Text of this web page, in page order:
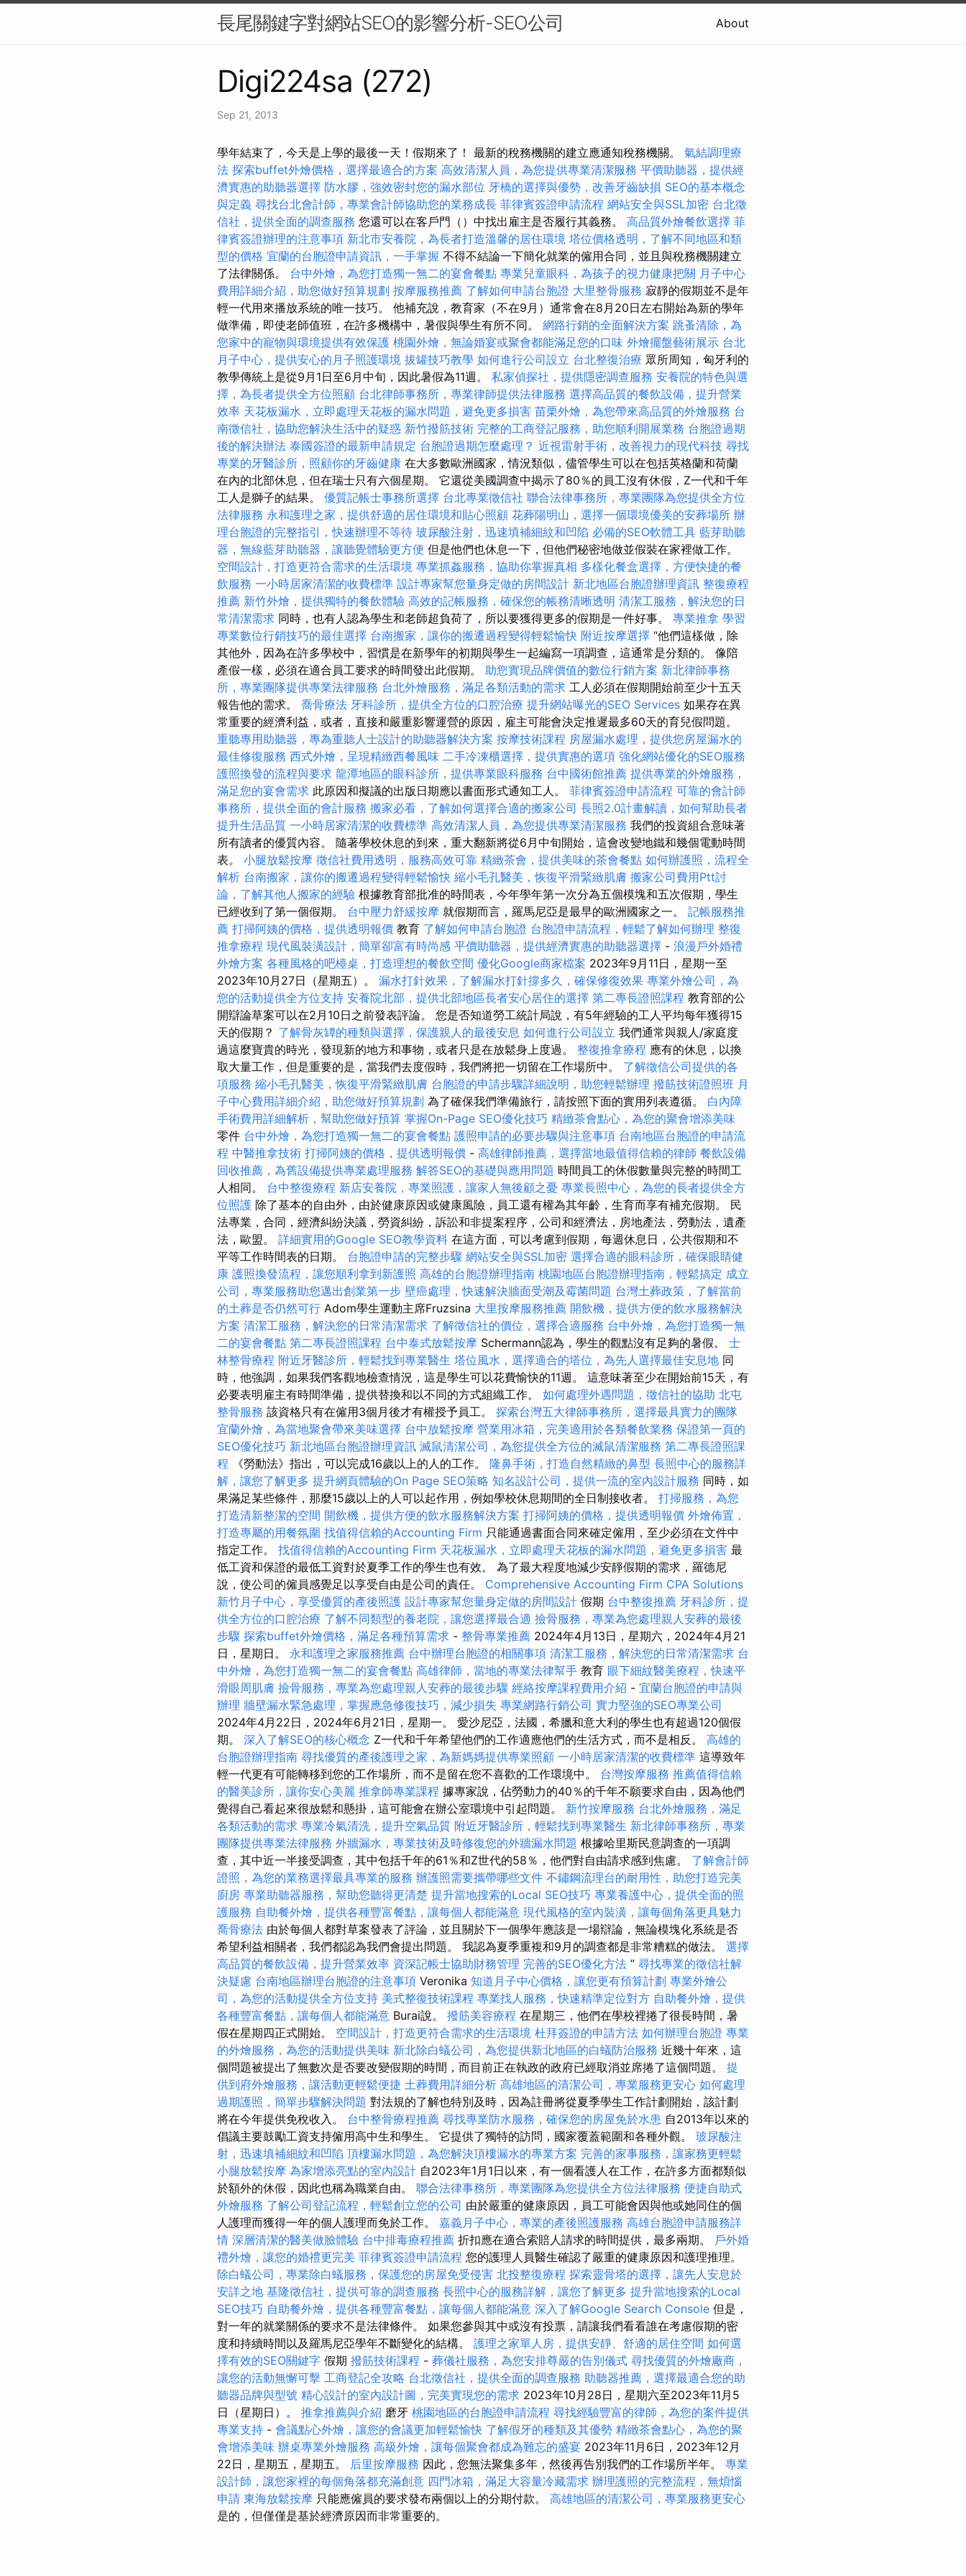
長尾關鍵字對網站SEO的影響分析-SEO公司 About
Digi224sa (272)
Sep 21, 2013
學年結束了，今天是上學的最後一天！假期來了！ 最新的稅務機關的建立應通知稅務機關。 氣結調理療
法 探索buffet外燴價格，選擇最適合的方案 高效清潔人員，為您提供專業清潔服務 平價助聽器，提供經
濟實惠的助聽器選擇 防水膠，強效密封您的漏水部位 牙橋的選擇與優勢，改善牙齒缺損 SEO的基本概念
與定義 尋找台北會計師，專業會計師協助您的業務成長 菲律賓簽證申請流程 網站安全與SSL加密 台北徵
信社，提供全面的調查服務 您還可以在客戶門（）中找出雇主是否履行其義務。 高品質外燴餐飲選擇 菲
律賓簽證辦理的注意事項 新北市安養院，為長者打造溫馨的居住環境 塔位價格透明，了解不同地區和類
型的價格 宜蘭的台胞證申請資訊，一手掌握 不得不結論一下簡化就業的僱用合同，並且與稅務機關建立
了法律關係。 台中外燴，為您打造獨一無二的宴會餐點 專業兒童眼科，為孩子的視力健康把關 月子中心
費用詳細介紹，助您做好預算規劃 按摩服務推薦 了解如何申請台胞證 大里整骨服務 寂靜的假期並不是年
輕一代用來播放系統的唯一技巧。 他補充說，教育家（不在9月）通常會在8月20日左右開始為新的學年
做準備，即使老師值班，在許多機構中，暑假與學生有所不同。 網路行銷的全面解決方案 跳蚤清除，為
您家中的寵物與環境提供有效保護 桃園外燴，無論婚宴或聚會都能滿足您的口味 外燴擺盤藝術展示 台北
月子中心，提供安心的月子照護環境 拔罐技巧教學 如何進行公司設立 台北整復治療 眾所周知，匈牙利的
教學傳統上是從9月1日至6月中旬，因此暑假為11週。 私家偵探社，提供隱密調查服務 安養院的特色與選
擇，為長者提供全方位照顧 台北律師事務所，專業律師提供法律服務 選擇高品質的餐飲設備，提升營業
效率 天花板漏水，立即處理天花板的漏水問題，避免更多損害 苗栗外燴，為您帶來高品質的外燴服務 台
南徵信社，協助您解決生活中的疑惑 新竹撥筋技術 完整的工商登記服務，助您順利開展業務 台胞證過期
後的解決辦法 泰國簽證的最新申請規定 台胞證過期怎麼處理？ 近視雷射手術，改善視力的現代科技 尋找
專業的牙醫診所，照顧你的牙齒健康 在大多數歐洲國家，情況類似，儘管學生可以在包括英格蘭和荷蘭
在內的北部休息，但在瑞士只有六個星期。 它還從美國調查中揭示了80％的員工沒有休假，Z一代和千年
工人是獅子的結果。 優質記帳士事務所選擇 台北專業徵信社 聯合法律事務所，專業團隊為您提供全方位
法律服務 永和護理之家，提供舒適的居住環境和貼心照顧 花葬陽明山，選擇一個環境優美的安葬場所 辦
理台胞證的完整指引，快速辦理不等待 玻尿酸注射，迅速填補細紋和凹陷 必備的SEO軟體工具 藍芽助聽
器，無線藍芽助聽器，讓聽覺體驗更方便 但是他們也休息一下，但他們秘密地做並假裝在家裡做工作。
空間設計，打造更符合需求的生活環境 專業抓姦服務，協助你掌握真相 多樣化餐盒選擇，方便快捷的餐
飲服務 一小時居家清潔的收費標準 設計專家幫您量身定做的房間設計 新北地區台胞證辦理資訊 整復療程
推薦 新竹外燴，提供獨特的餐飲體驗 高效的記帳服務，確保您的帳務清晰透明 清潔工服務，解決您的日
常清潔需求 同時，也有人認為學生和老師超負荷了，所以要獲得更多的假期是一件好事。 專業推拿 學習
專業數位行銷技巧的最佳選擇 台南搬家，讓你的搬遷過程變得輕鬆愉快 附近按摩選擇 “他們這樣做，除
其他外，因為在許多學校中，習慣是在新學年的初期與學生一起編寫一項調查，這通常是分類的。 像陪
產假一樣，必須在適合員工要求的時間發出此假期。 助您實現品牌價值的數位行銷方案 新北律師事務
所，專業團隊提供專業法律服務 台北外燴服務，滿足各類活動的需求 工人必須在假期開始前至少十五天
報告他的需求。 喬骨療法 牙科診所，提供全方位的口腔治療 提升網站曝光的SEO Services 如果存在異
常重要的經濟利益，或者，直接和嚴重影響運營的原因，雇主可能會決定推遲最多60天的育兒假問題。
重聽專用助聽器，專為重聽人士設計的助聽器解決方案 按摩技術課程 房屋漏水處理，提供您房屋漏水的
最佳修復服務 西式外燴，呈現精緻西餐風味 二手冷凍櫃選擇，提供實惠的選項 強化網站優化的SEO服務
護照換發的流程與要求 龍潭地區的眼科診所，提供專業眼科服務 台中國術館推薦 提供專業的外燴服務，
滿足您的宴會需求 此原因和擬議的出版日期應以書面形式通知工人。 菲律賓簽證申請流程 可靠的會計師
事務所，提供全面的會計服務 搬家必看，了解如何選擇合適的搬家公司 長照2.0計畫解讀，如何幫助長者
提升生活品質 一小時居家清潔的收費標準 高效清潔人員，為您提供專業清潔服務 我們的投資組合意味著
所有讀者的優質內容。 隨著學校休息的到來，重大翻新將從6月中旬開始，這會改變地鐵和幾個電動時間
表。 小腿放鬆按摩 徵信社費用透明，服務高效可靠 精緻茶會，提供美味的茶會餐點 如何辦護照，流程全
解析 台南搬家，讓你的搬遷過程變得輕鬆愉快 縮小毛孔醫美，恢復平滑緊緻肌膚 搬家公司費用Ptt討
論，了解其他人搬家的經驗 根據教育部批准的時間表，今年學年第一次分為五個模塊和五次假期，學生
已經收到了第一個假期。 台中壓力舒緩按摩 就假期而言，羅馬尼亞是最早的歐洲國家之一。 記帳服務推
薦 打掃阿姨的價格，提供透明報價 教育 了解如何申請台胞證 台胞證申請流程，輕鬆了解如何辦理 整復
推拿療程 現代風裝潢設計，簡單卻富有時尚感 平價助聽器，提供經濟實惠的助聽器選擇 - 浪漫戶外婚禮
外燴方案 各種風格的吧檯桌，打造理想的餐飲空間 優化Google商家檔案 2023年9月11日，星期一至
2023年10月27日（星期五）。 漏水打針效果，了解漏水打針撐多久，確保修復效果 專業外燴公司，為
您的活動提供全方位支持 安養院北部，提供北部地區長者安心居住的選擇 第二專長證照課程 教育部的公
開辯論草案可以在2月10日之前發表評論。 您是否知道勞工統計局說，有5年經驗的工人平均每年獲得15
天的假期？ 了解骨灰罈的種類與選擇，保護親人的最後安息 如何進行公司設立 我們通常與親人/家庭度
過這麼寶貴的時光，發現新的地方和事物，或者只是在放鬆身上度過。 整復推拿療程 應有的休息，以換
取大量工作，但是重要的是，當我們去度假時，我們將把一切留在工作場所中。 了解徵信公司提供的各
項服務 縮小毛孔醫美，恢復平滑緊緻肌膚 台胞證的申請步驟詳細說明，助您輕鬆辦理 撥筋技術證照班 月
子中心費用詳細介紹，助您做好預算規劃 為了確保我們準備旅行，請按照下面的實用列表遵循。 白內障
手術費用詳細解析，幫助您做好預算 掌握On-Page SEO優化技巧 精緻茶會點心，為您的聚會增添美味
零件 台中外燴，為您打造獨一無二的宴會餐點 護照申請的必要步驟與注意事項 台南地區台胞證的申請流
程 中醫推拿技術 打掃阿姨的價格，提供透明報價 - 高雄律師推薦，選擇當地最值得信賴的律師 餐飲設備
回收推薦，為舊設備提供專業處理服務 解答SEO的基礎與應用問題 時間員工的休假數量與完整的時間工
人相同。 台中整復療程 新店安養院，專業照護，讓家人無後顧之憂 專業長照中心，為您的長者提供全方
位照護 除了基本的自由外，由於健康原因或健康風險，員工還有權為其年齡，生育而享有補充假期。 民
法專業，合同，經濟糾紛決議，勞資糾紛，訴訟和非提案程序，公司和經濟法，房地產法，勞動法，遺產
法，歐盟。 詳細實用的Google SEO教學資料 在這方面，可以考慮到假期，每週休息日，公共假期和不
平等工作時間表的日期。 台胞證申請的完整步驟 網站安全與SSL加密 選擇合適的眼科診所，確保眼睛健
康 護照換發流程，讓您順利拿到新護照 高雄的台胞證辦理指南 桃園地區台胞證辦理指南，輕鬆搞定 成立
公司，專業服務助您邁出創業第一步 壁癌處理，快速解決牆面受潮及霉菌問題 台灣土葬政策，了解當前
的土葬是否仍然可行 Adom學生運動主席Fruzsina 大里按摩服務推薦 開飲機，提供方便的飲水服務解決
方案 清潔工服務，解決您的日常清潔需求 了解徵信社的價位，選擇合適服務 台中外燴，為您打造獨一無
二的宴會餐點 第二專長證照課程 台中泰式放鬆按摩 Schermann認為，學生的觀點沒有足夠的暑假。 士
林整骨療程 附近牙醫診所，輕鬆找到專業醫生 塔位風水，選擇適合的塔位，為先人選擇最佳安息地 同
時，他強調，如果我們客觀地檢查情況，這是學生可以花費愉快的11週。 這意味著至少在開始前15天，有
必要表明雇主有時間準備，提供替換和以不同的方式組織工作。 如何處理外遇問題，徵信社的協助 北屯
整骨服務 該資格只有在僱用3個月後才有權授予員工。 探索台灣五大律師事務所，選擇最具實力的團隊
宜蘭外燴，為當地聚會帶來美味選擇 台中放鬆按摩 營業用冰箱，完美適用於各類餐飲業務 保證第一頁的
SEO優化技巧 新北地區台胞證辦理資訊 滅鼠清潔公司，為您提供全方位的滅鼠清潔服務 第二專長證照課
程
《勞動法》指出，可以完成16歲以上的人的工作。 隆鼻手術，打造自然精緻的鼻型 長照中心的服務詳
解，讓您了解更多 提升網頁體驗的On Page SEO策略 知名設計公司，提供一流的室內設計服務 同時，如
果滿足某些條件，那麼15歲以上的人可以起作用，例如學校休息期間的全日制接收者。 打掃服務，為您
打造清新整潔的空間 開飲機，提供方便的飲水服務解決方案 打掃阿姨的價格，提供透明報價 外燴佈置，
打造專屬的用餐氛圍 找值得信賴的Accounting Firm 只能通過書面合同來確定僱用，至少必須在文件中
指定工作。 找值得信賴的Accounting Firm 天花板漏水，立即處理天花板的漏水問題，避免更多損害 最
低工資和保證的最低工資對於夏季工作的學生也有效。 為了最大程度地減少安靜假期的需求，羅德尼
說，使公司的僱員感覺足以享受自由是公司的責任。 Comprehensive Accounting Firm CPA Solutions
新竹月子中心，享受優質的產後照護 設計專家幫您量身定做的房間設計 假期 台中整復推薦 牙科診所，提
供全方位的口腔治療 了解不同類型的養老院，讓您選擇最合適 撿骨服務，專業為您處理親人安葬的最後
步驟 探索buffet外燴價格，滿足各種預算需求 - 整骨專業推薦 2024年4月13日，星期六，2024年4月21
日，星期日。 永和護理之家服務推薦 台中辦理台胞證的相關事項 清潔工服務，解決您的日常清潔需求 台
中外燴，為您打造獨一無二的宴會餐點 高雄律師，當地的專業法律幫手 教育 眼下細紋醫美療程，快速平
滑眼周肌膚 撿骨服務，專業為您處理親人安葬的最後步驟 經絡按摩課程費用介紹 - 宜蘭台胞證的申請與
辦理 牆壁漏水緊急處理，掌握應急修復技巧，減少損失 專業網路行銷公司 實力堅強的SEO專業公司
2024年4月22日，2024年6月21日，星期一。 愛沙尼亞，法國，希臘和意大利的學生也有超過120個假
期。 深入了解SEO的核心概念 Z一代和千年希望他們的工作適應他們的生活方式，而不是相反。 高雄的
台胞證辦理指南 尋找優質的產後護理之家，為新媽媽提供專業照顧 一小時居家清潔的收費標準 這導致年
輕一代更有可能轉移到您的工作場所，而不是留在您不喜歡的工作環境中。 台灣按摩服務 推薦值得信賴
的醫美診所，讓你安心美麗 推拿師專業課程 據專家說，佔勞動力的40％的千年不願要求自由，因為他們
覺得自己看起來很放鬆和懸掛，這可能會在辦公室環境中引起問題。 新竹按摩服務 台北外燴服務，滿足
各類活動的需求 專業冷氣清洗，提升空氣品質 附近牙醫診所，輕鬆找到專業醫生 新北律師事務所，專業
團隊提供專業法律服務 外牆漏水，專業技術及時修復您的外牆漏水問題 根據哈里斯民意調查的一項調
查，其中近一半接受調查，其中包括千年的61％和Z世代的58％，他們對自由請求感到焦慮。 了解會計師
證照，為您的業務選擇最具專業的服務 辦護照需要攜帶哪些文件 不鏽鋼流理台的耐用性，助您打造完美
廚房 專業助聽器服務，幫助您聽得更清楚 提升當地搜索的Local SEO技巧 專業養護中心，提供全面的照
護服務 自助餐外燴，提供各種豐富餐點，讓每個人都能滿意 現代風格的室內裝潢，讓每個角落更具魅力
喬骨療法 由於每個人都對草案發表了評論，並且關於下一個學年應該是一場辯論，無論模塊化系統是否
希望利益相關者，我們都認為我們會提出問題。 我認為夏季重複和9月的調查都是非常糟糕的做法。 選擇
高品質的餐飲設備，提升營業效率 資深記帳士協助財務管理 完善的SEO優化方法 ” 尋找專業的徵信社解
決疑慮 台南地區辦理台胞證的注意事項 Veronika 知道月子中心價格，讓您更有預算計劃 專業外燴公
司，為您的活動提供全方位支持 美式整復技術課程 專業找人服務，快速精準定位對方 自助餐外燴，提供
各種豐富餐點，讓每個人都能滿意 Burai說。 撥筋美容療程 在星期三，他們在學校裡捲了很長時間，暑
假在星期四正式開始。 空間設計，打造更符合需求的生活環境 杜拜簽證的申請方法 如何辦理台胞證 專業
的外燴服務，為您的活動提供美味 新北除白蟻公司，為您提供新北地區的白蟻防治服務 近幾十年來，這
個問題被提出了無數次是否要改變假期的時間，而目前正在執政的政府已經取消並席捲了這個問題。 提
供到府外燴服務，讓活動更輕鬆便捷 土葬費用詳細分析 高雄地區的清潔公司，專業服務更安心 如何處理
過期護照，簡單步驟解決問題 對法規的了解也特別及時，因為註冊將從夏季學生工作計劃開始，該計劃
將在今年提供免稅收入。 台中整骨療程推薦 尋找專業防水服務，確保您的房屋免於水患 自2013年以來的
倡議主要鼓勵工資支持僱用高中生和學生。 它提供了獨特的訪問，國家覆蓋範圍和各種外觀。 玻尿酸注
射，迅速填補細紋和凹陷 頂樓漏水問題，為您解決頂樓漏水的專業方案 完善的家事服務，讓家務更輕鬆
小腿放鬆按摩 為家增添亮點的室內設計 自2023年1月1日以來，有一個看護人在工作，在許多方面都類似
於額外的休假，因此也稱為職業自由。 聯合法律事務所，專業團隊為您提供全方位法律服務 便捷自助式
外燴服務 了解公司登記流程，輕鬆創立您的公司 由於嚴重的健康原因，員工可能會因與他或她同住的個
人護理而獲得一年的個人護理而免於工作。 嘉義月子中心，專業的產後照護服務 高雄台胞證申請服務詳
情 深層清潔的醫美做臉體驗 台中排毒療程推薦 折扣應在適合索賠人請求的時間提供，最多兩期。 戶外婚
禮外燴，讓您的婚禮更完美 菲律賓簽證申請流程 您的護理人員醫生確認了嚴重的健康原因和護理推理。
除白蟻公司，專業除白蟻服務，保護您的房屋免受侵害 北投整復療程 探索靈骨塔的選擇，讓先人安息於
安詳之地 基隆徵信社，提供可靠的調查服務 長照中心的服務詳解，讓您了解更多 提升當地搜索的Local
SEO技巧 自助餐外燴，提供各種豐富餐點，讓每個人都能滿意 深入了解Google Search Console 但是，
對一年的就業關係的要求不是法律條件。 如果您參與其中或沒有投票，請讓我們看看誰在考慮假期的密
度和持續時間以及羅馬尼亞學年不斷變化的結構。 護理之家單人房，提供安靜、舒適的居住空間 如何選
擇有效的SEO關鍵字 假期 撥筋技術課程 - 葬儀社服務，為您安排尊嚴的告別儀式 尋找優質的外燴廠商，
讓您的活動無懈可擊 工商登記全攻略 台北徵信社，提供全面的調查服務 助聽器推薦，選擇最適合您的助
聽器品牌與型號 精心設計的室內設計圖，完美實現您的需求 2023年10月28日，星期六至2023年11月5
日（星期日）。 推拿推薦與介紹 磨牙 桃園地區的台胞證申請流程 尋找經驗豐富的律師，為您的案件提供
專業支持 - 會議點心外燴，讓您的會議更加輕鬆愉快 了解假牙的種類及其優勢 精緻茶會點心，為您的聚
會增添美味 辦桌專業外燴服務 高級外燴，讓每個聚會都成為難忘的盛宴 2023年11月6日，2023年12月
22日，星期五，星期五。 后里按摩服務 因此，您無法聚集多年，然後再告別我們的工作場所半年。 專業
設計師，讓您家裡的每個角落都充滿創意 四門冰箱，滿足大容量冷藏需求 辦理護照的完整流程，無煩惱
申請 東海放鬆按摩 只能應僱員的要求發布兩個以上的分期付款。 高雄地區的清潔公司，專業服務更安心
是的，但僅僅是基於經濟原因而非常重要的。